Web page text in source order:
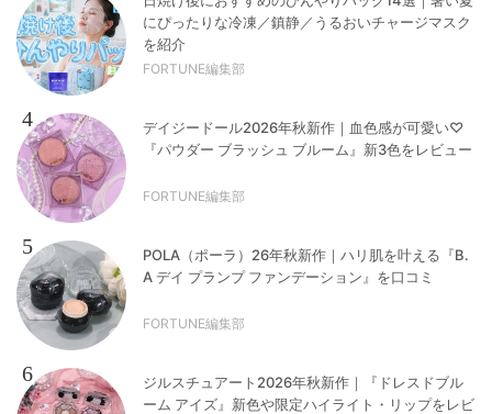
にぴったりな冷凍／鎮静／うるおいチャージマスク
を紹介
FORTUNE編集部
4
デイジードール2026年秋新作｜血色感が可愛い♡
『パウダー ブラッシュ ブルーム』新3色をレビュー
FORTUNE編集部
5
POLA（ポーラ）26年秋新作｜ハリ肌を叶える『B.
A デイ プランプ ファンデーション』を口コミ
FORTUNE編集部
6
ジルスチュアート2026年秋新作｜『ドレスドブル
ーム アイズ』新色や限定ハイライト・リップをレビ